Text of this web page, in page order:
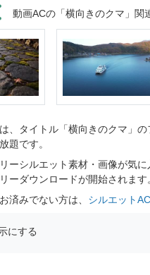
動画ACの「横向きのクマ」関
、タイトル「横向きのクマ」
題です。
ーシルエット素材・画像が気
ーダウンロードが開始されます
済みでない方は、 シルエット
にする